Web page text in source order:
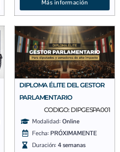
Más información
DIPLOMA ÉLITE DEL GESTOR
PARLAMENTARIO
CODIGO: DIPGESPA001
Modalidad: Online
Fecha: PRÓXIMAMENTE
Duración: 4 semanas